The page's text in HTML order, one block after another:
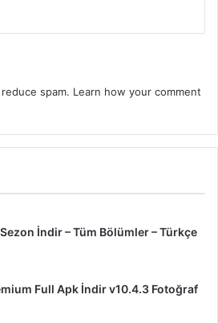
spam. Learn how your comment
İndir – Tüm Bölümler – Türkçe
Full Apk İndir v10.4.3 Fotoğraf